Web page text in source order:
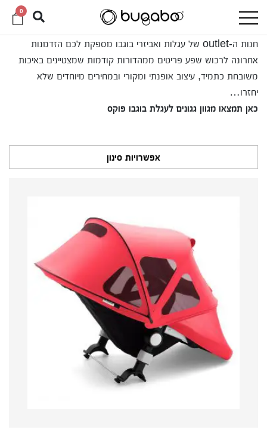
0
חנות ה-outlet של עגלות ואביזרי בוגבו מספקת לכם הזדמנות
אחרונה לרכוש שפע פריטים ממהדורות קודמות שמצטיינים באיכות
משובחת כתמיד, עיצוב אופנתי ומקורי ובמחירים מיוחדים שלא
יחזרו…
כאן תמצאו מגוון גגונים לעגלת בוגבו פוקס
אפשרויות סינון